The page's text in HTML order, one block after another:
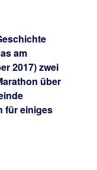
am
2017) zwei
über
für einiges